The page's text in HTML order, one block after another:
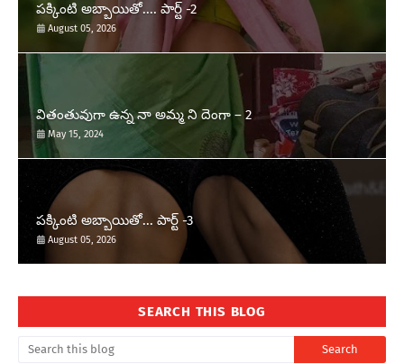
పక్కింటి అబ్బాయితో.... పార్ట్ -2
August 05, 2026
వితంతువుగా ఉన్న నా అమ్మ ని దెంగా – 2
May 15, 2024
పక్కింటి అబ్బాయితో... పార్ట్ -3
August 05, 2026
SEARCH THIS BLOG